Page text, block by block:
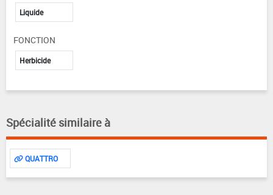
Liquide
FONCTION
Herbicide
Spécialité similaire à
QUATTRO